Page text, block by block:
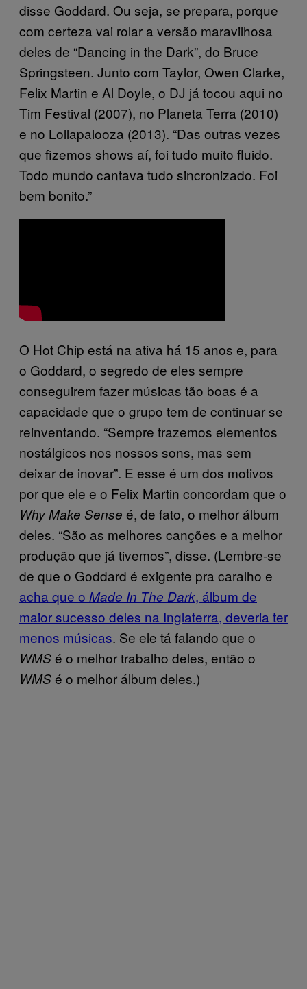
disse Goddard. Ou seja, se prepara, porque
com certeza vai rolar a versão maravilhosa
deles de “Dancing in the Dark”, do Bruce
Springsteen. Junto com Taylor, Owen Clarke,
Felix Martin e Al Doyle, o DJ já tocou aqui no
Tim Festival (2007), no Planeta Terra (2010)
e no Lollapalooza (2013). “Das outras vezes
que fizemos shows aí, foi tudo muito fluido.
Todo mundo cantava tudo sincronizado. Foi
bem bonito.”
O Hot Chip está na ativa há 15 anos e, para
o Goddard, o segredo de eles sempre
conseguirem fazer músicas tão boas é a
capacidade que o grupo tem de continuar se
reinventando. “Sempre trazemos elementos
nostálgicos nos nossos sons, mas sem
deixar de inovar”. E esse é um dos motivos
por que ele e o Felix Martin concordam que o
Why Make Sense é, de fato, o melhor álbum
deles. “São as melhores canções e a melhor
produção que já tivemos”, disse. (Lembre-se
de que o Goddard é exigente pra caralho e
acha que o Made In The Dark, álbum de
maior sucesso deles na Inglaterra, deveria ter
menos músicas. Se ele tá falando que o
WMSé o melhor trabalho deles, então o
WMSé o melhor álbum deles.)